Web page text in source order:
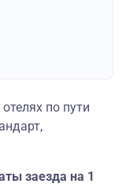
по пути
заезда на 1